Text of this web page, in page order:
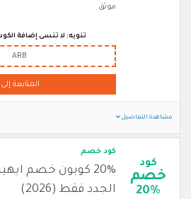
موثق
تنويه: لا تنسى إضافة
ARB
المتابعة
مشاهدة التفاصيل
كود
خصم
20%
كود خصم
20% كوبون خصم
الجدد فقط (2026)